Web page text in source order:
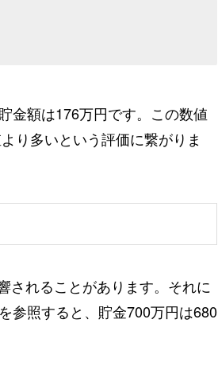
金額は176万円です。この数値
り多いという評価に繋がりま
されることがあります。それに
参照すると、貯金700万円は680